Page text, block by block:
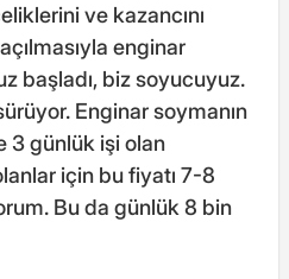
ve kazancını
enginar
başladı, biz soyucuyuz.
Enginar soymanın
3 günlük işi olan
için bu fiyatı 7-8
Bu da günlük 8 bin